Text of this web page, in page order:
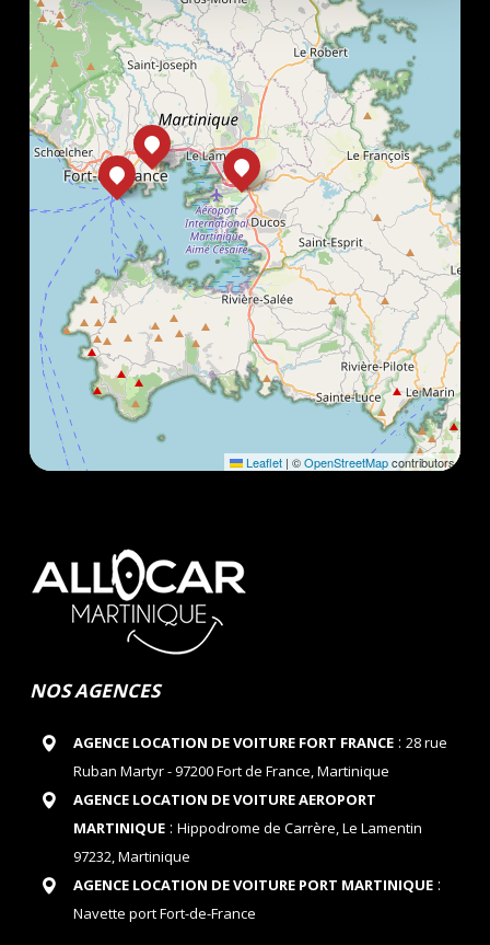
Leaflet | ©OpenStreetMapcontributors
NOS AGENCES
AGENCE LOCATION DE VOITURE FORT FRANCE: 28 rue
Ruban Martyr - 97200 Fort de France, Martinique
AGENCE LOCATION DE VOITURE AEROPORT
MARTINIQUE: Hippodrome de Carrère, Le Lamentin
97232, Martinique
AGENCE LOCATION DE VOITURE PORT MARTINIQUE:
Navette port Fort-de-France